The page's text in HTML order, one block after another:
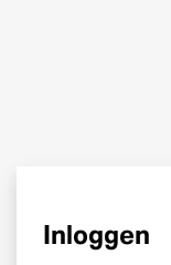
Inloggen